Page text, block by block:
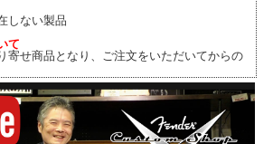
しない製品
て
寄せ商品となり、ご注文をいただいてからの